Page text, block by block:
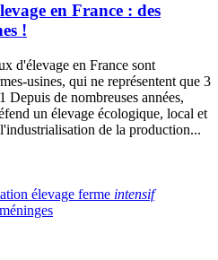
en France : des
!
d'élevage en France sont
usines, qui ne représentent que 3
Depuis de nombreuses années,
un élevage écologique, local et
de la production...
élevage ferme intensif